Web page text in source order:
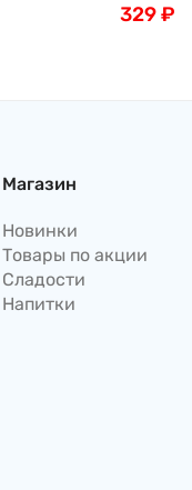
, 1кг329₽
Магазин
Новинки
Товары по акции
Сладости
Напитки